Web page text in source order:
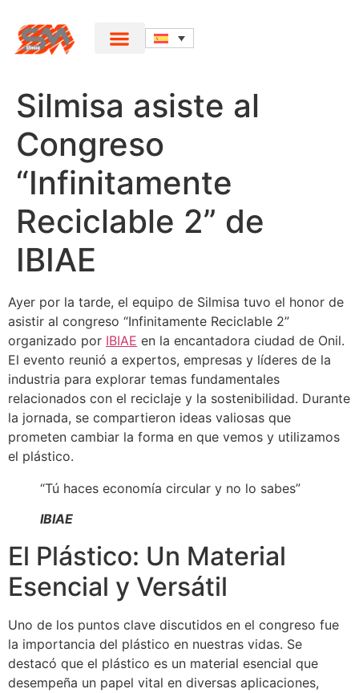
Silmisa asiste al
Congreso
“Infinitamente
Reciclable 2” de
IBIAE
Ayer por la tarde, el equipo de Silmisa tuvo el honor de
asistir al congreso “Infinitamente Reciclable 2”
organizado por IBIAE en la encantadora ciudad de Onil.
El evento reunió a expertos, empresas y líderes de la
industria para explorar temas fundamentales
relacionados con el reciclaje y la sostenibilidad. Durante
la jornada, se compartieron ideas valiosas que
prometen cambiar la forma en que vemos y utilizamos
el plástico.
“Tú haces economía circular y no lo sabes”
IBIAE
El Plástico: Un Material
Esencial y Versátil
Uno de los puntos clave discutidos en el congreso fue
la importancia del plástico en nuestras vidas. Se
destacó que el plástico es un material esencial que
desempeña un papel vital en diversas aplicaciones,